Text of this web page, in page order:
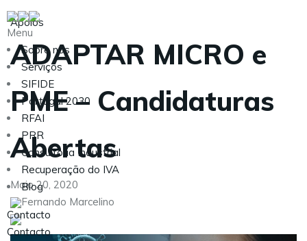
Menu
Sobre nós
Serviços
SIFIDE
Portugal 2030
RFAI
PRR
Consultoria Industrial
Recuperação do IVA
Blog
Contacto
Contacto
Apoios
ADAPTAR MICRO e
PME – Candidaturas
Abertas
Maio 20, 2020
Fernando Marcelino